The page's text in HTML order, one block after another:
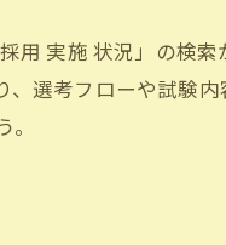
保育教諭試験日の
茨木市で保育教諭
験を活かす茨木市保育
用 実施 状況」の検
選考フローや試験